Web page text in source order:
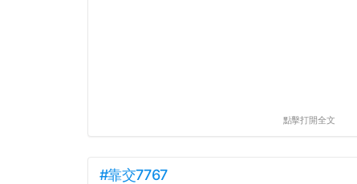
點擊打開全文
#靠交7767